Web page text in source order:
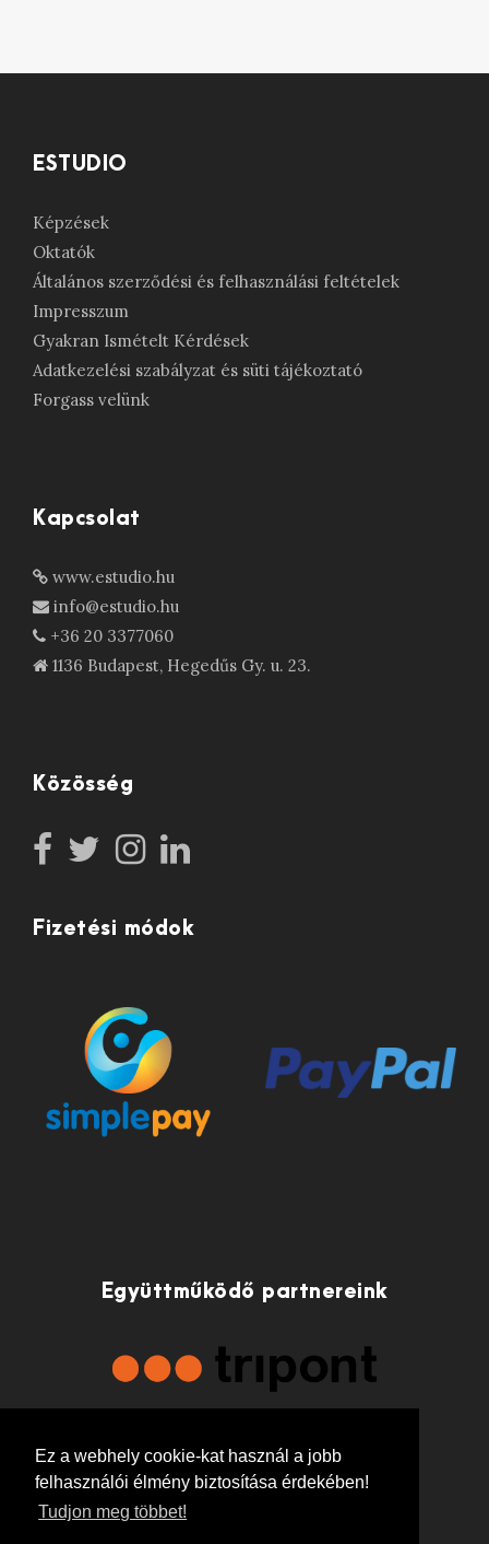
Ez a webhely cookie-kat használ a jobb
felhasználói élmény biztosítása érdekében!
Tudjon meg többet!
ESTUDIO
Képzések
Oktatók
Általános szerződési és felhasználási feltételek
Impresszum
Gyakran Ismételt Kérdések
Adatkezelési szabályzat és süti tájékoztató
Forgass velünk
Kapcsolat
www.estudio.hu
info@estudio.hu
+36 20 3377060
1136 Budapest, Hegedűs Gy. u. 23.
Közösség
Fizetési módok
Együttműködő partnereink